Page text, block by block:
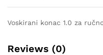
Voskirani konac 1.0 za
Reviews (0)